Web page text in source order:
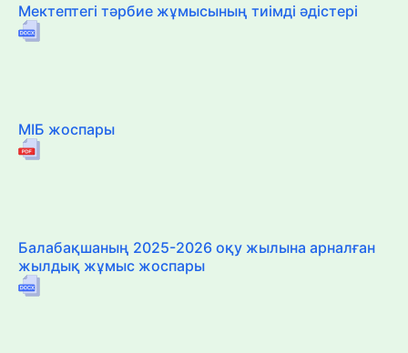
Мектептегі тәрбие жұмысының тиімді әдістері
МІБ жоспары
Балабақшаның 2025-2026 оқу жылына арналған
жылдық жұмыс жоспары